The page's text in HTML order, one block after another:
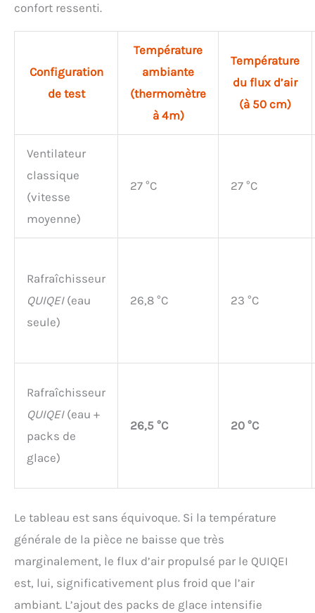
confort ressenti.
Configuration
de test
Température
ambiante
(thermomètre
à 4m)
Température
du flux d’air
(à 50 cm)
Ventilateur
classique
(vitesse
moyenne)
27 °C 27 °C
Rafraîchisseur
QUIQEI(eau
seule)
26,8 °C 23 °C
Rafraîchisseur
QUIQEI(eau +
packs de
glace)
26,5 °C 20 °C
Le tableau est sans équivoque. Si la température
générale de la pièce ne baisse que très
marginalement, le flux d’air propulsé par le QUIQEI
est, lui, significativement plus froid que l’air
ambiant. L’ajout des packs de glace intensifie